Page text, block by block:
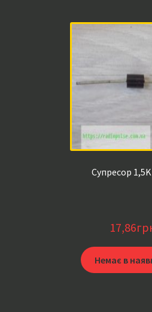
Супресор
17,86
Немає в